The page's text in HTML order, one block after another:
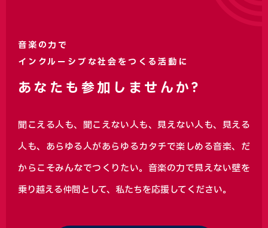
音楽の力で
インクルーシブな社会をつくる活動に
あなたも参加しませんか?
聞こえる人も、聞こえない人も、見えない人も、見える
人も、あらゆる人があらゆるカタチで楽しめる音楽、 だ
からこそみんなでつくりたい。音楽の力で見えない壁を
乗り越える仲間として、私たちを応援してください。